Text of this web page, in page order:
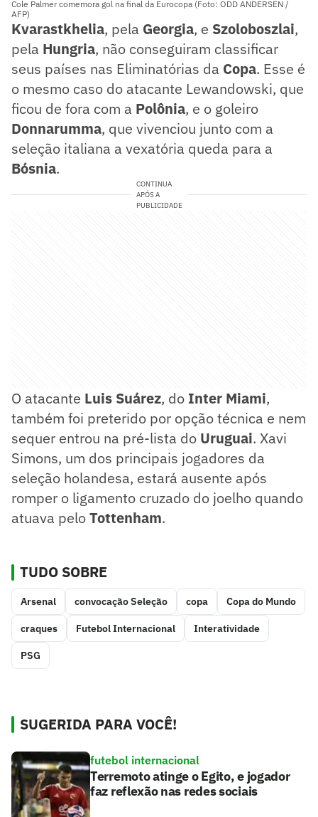
Cole Palmer comemora gol na final da Eurocopa (Foto: ODD ANDERSEN /
AFP)
Kvarastkhelia, pela Georgia, e Szoloboszlai,
pela Hungria, não conseguiram classificar
seus países nas Eliminatórias da Copa. Esse é
o mesmo caso do atacante Lewandowski, que
ficou de fora com a Polônia, e o goleiro
Donnarumma, que vivenciou junto com a
seleção italiana a vexatória queda para a
Bósnia.
CONTINUA
APÓS A
PUBLICIDADE
O atacante Luis Suárez, do Inter Miami,
também foi preterido por opção técnica e nem
sequer entrou na pré-lista do Uruguai. Xavi
Simons, um dos principais jogadores da
seleção holandesa, estará ausente após
romper o ligamento cruzado do joelho quando
atuava peloTottenham.
TUDO SOBRE
Arsenal convocação Seleção copa Copa do Mundo
craques Futebol Internacional Interatividade
PSG
SUGERIDA PARA VOCÊ!
futebol internacional
Terremoto atinge o Egito, e jogador
faz reflexão nas redes sociais